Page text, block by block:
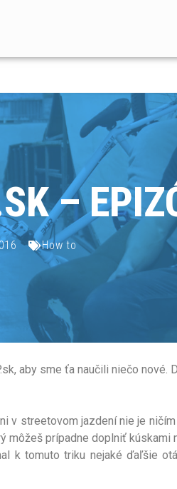
–
How to
aby sme ťa naučili niečo
v streetovom jazdení nie je
prípadne doplniť kúskami
k tomuto triku nejaké ďaľšie